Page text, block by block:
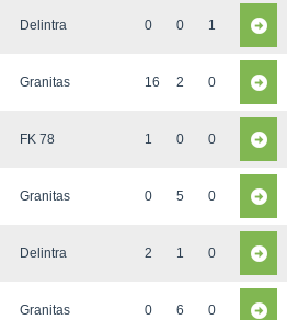
Delintra 0 0 1
Granitas 16 2 0
FK 78 1 0 0
Granitas 0 5 0
Delintra 2 1 0
Granitas 0 6 0